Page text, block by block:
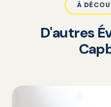
À
D'autres